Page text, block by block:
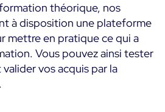
théorique, nos
à disposition une plateforme
mettre en pratique ce qui a
Vous pouvez ainsi tester
vos acquis par la